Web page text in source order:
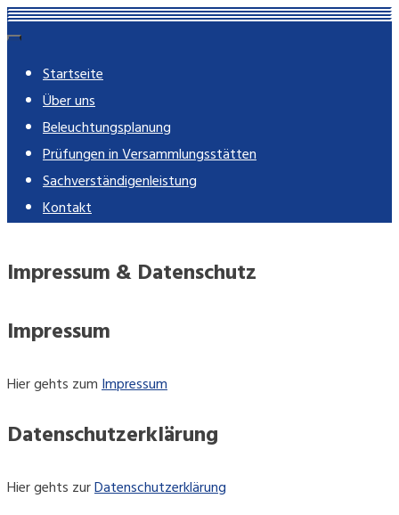
Skip
content
rose-imming.de
Ingenieur-Partnerschaft mbB – beratende Ingenieure
Startseite
Über uns
Beleuchtungsplanung
Prüfungen in Versammlungsstätten
Sachverständigenleistung
Kontakt
Impressum & Datenschutz
Impressum
Hier gehts zumImpressum
Datenschutzerklärung
Hier gehts zurDatenschutzerklärung